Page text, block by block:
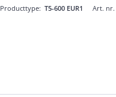
Art. nr.
Producttype: T5-600 EUR1